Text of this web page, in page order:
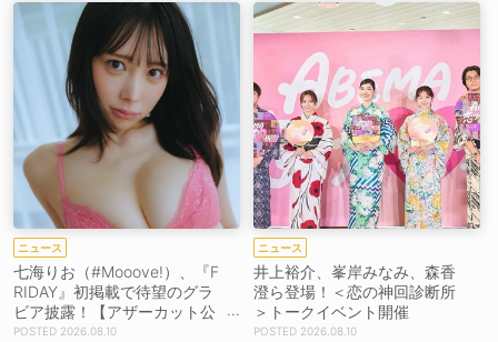
ニュース
七海りお（#Mooove!）、『F
RIDAY』初掲載で待望のグラ
ビア披露！【アザーカット公
開】
2026.08.10
ニュース
井上裕介、峯岸みなみ、森香
澄ら登場！＜恋の神回診断所
＞トークイベント開催
2026.08.10